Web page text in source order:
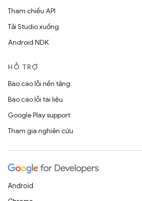
Tham chiếu API
Tải Studio xuống
Android NDK
HỖ TRỢ
Báo cáo lỗi nền tảng
Báo cáo lỗi tài liệu
Google Play support
Tham gia nghiên cứu
Android